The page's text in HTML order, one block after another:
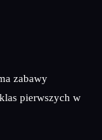
zabawy
pierwszych w